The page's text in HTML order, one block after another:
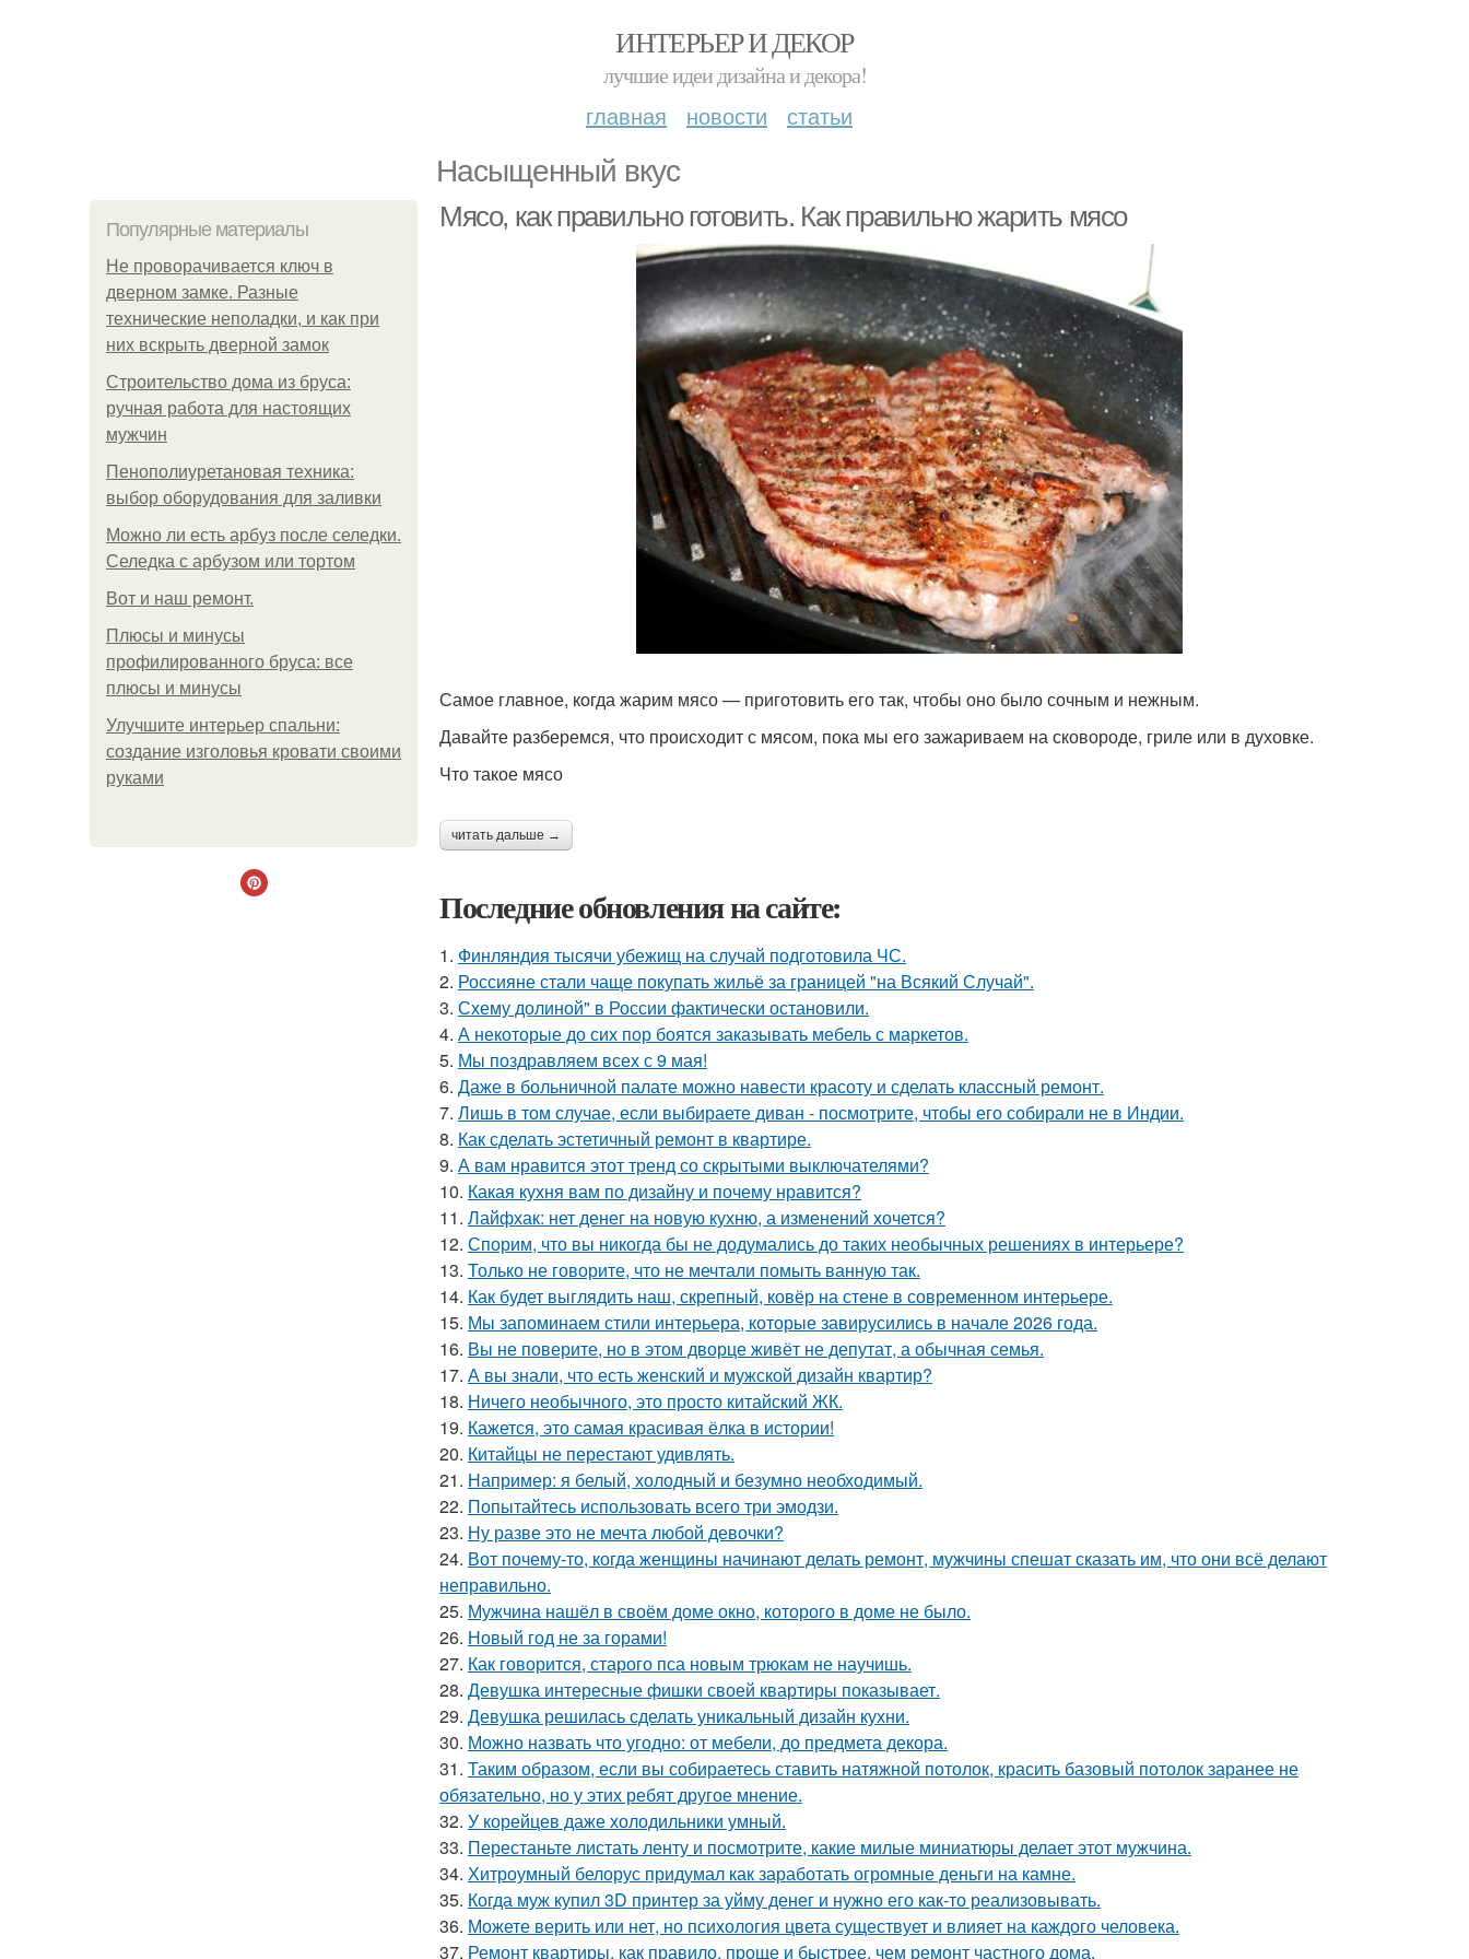
ИНТЕРЬЕР И ДЕКОР
лучшие идеи дизайна и декора!
главная новости статьи
Насыщенный вкус
Популярные материалы
Не проворачивается ключ в
дверном замке. Разные
технические неполадки, и как при
них вскрыть дверной замок
Строительство дома из бруса:
ручная работа для настоящих
мужчин
Пенополиуретановая техника:
выбор оборудования для заливки
Можно ли есть арбуз после селедки.
Селедка с арбузом или тортом
Boт и наш ремoнт.
Плюсы и минусы
профилированного бруса: все
плюсы и минусы
Улучшите интерьер спальни:
создание изголовья кровати своими
руками
Мясо, как правильно готовить. Как правильно жарить мясо
Самое главное, когда жарим мясо — приготовить его так, чтобы оно было сочным и нежным.
Давайте разберемся, что происходит с мясом, пока мы его зажариваем на сковороде, гриле или в духовке.
Что такое мясо
читать дальше →
Последние обновления на сайте:
1. Финляндия тысячи убежищ на случай подготовила ЧС.
2. Россияне стали чаще покупать жильё за границей "на Всякий Случай".
3. Схему долиной" в России фактически остановили.
4. А некоторые до сих пор боятся заказывать мебель с маркетов.
5. Мы поздравляем всех с 9 мая!
6. Даже в больничной палате можно навести красоту и сделать классный ремонт.
7. Лишь в том случае, если выбираете диван - посмотрите, чтобы его собирали не в Индии.
8. Как сделать эстетичный ремонт в квартире.
9. А вам нравится этот тренд со скрытыми выключателями?
10. Какая кухня вам по дизайну и почему нравится?
11. Лайфхак: нет денег на новую кухню, а изменений хочется?
12. Спорим, что вы никогда бы не додумались до таких необычных решениях в интерьере?
13. Только не говорите, что не мечтали помыть ванную так.
14. Как будет выглядить наш, скрепный, ковёр на стене в современном интерьере.
15. Мы запоминаем стили интерьера, которые завирусились в начале 2026 года.
16. Вы не поверите, но в этом дворце живёт не депутат, а обычная семья.
17. А вы знали, что есть женский и мужской дизайн квартир?
18. Ничего необычного, это просто китайский ЖК.
19. Кажется, это самая красивая ёлка в истории!
20. Китайцы не перестают удивлять.
21. Например: я белый, холодный и безумно необходимый.
22. Попытайтесь использовать всего три эмодзи.
23. Ну разве это не мечта любой девочки?
24. Вот почему-то, когда женщины начинают делать ремонт, мужчины спешат сказать им, что они всё делают
неправильно.
25. Мужчина нашёл в своём доме окно, которого в доме не было.
26. Новый год не за горами!
27. Как говорится, старого пса новым трюкам не научишь.
28. Девушка интересные фишки своей квартиры показывает.
29. Девушка решилась сделать уникальный дизайн кухни.
30. Можно назвать что угодно: от мебели, до предмета декора.
31. Таким образом, если вы собираетесь ставить натяжной потолок, красить базовый потолок заранее не
обязательно, но у этих ребят другое мнение.
32. У корейцев даже холодильники умный.
33. Перестаньте листать ленту и посмотрите, какие милые миниатюры делает этот мужчина.
34. Хитроумный белорус придумал как заработать огромные деньги на камне.
35. Когда муж купил 3D принтер за уйму денег и нужно его как-то реализовывать.
36. Можете верить или нет, но психология цвета существует и влияет на каждого человека.
37. Ремонт квартиры, как правило, проще и быстрее, чем ремонт частного дома.